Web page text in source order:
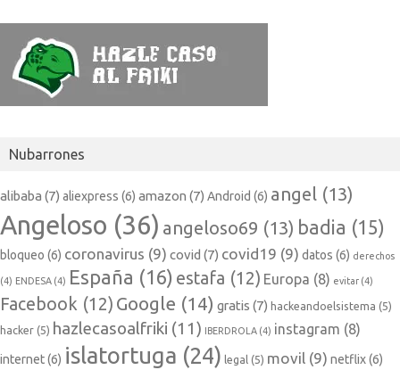
Nubarrones
alibaba (7) aliexpress (6) amazon (7) Android (6) angel (13)
Angeloso (36) angeloso69 (13) badia (15)
bloqueo (6) coronavirus (9) covid (7) covid19 (9) datos (6) derechos
(4) ENDESA (4) España (16) estafa (12) Europa (8) evitar (4)
Facebook (12) Google (14) gratis (7) hackeandoelsistema (5)
hacker (5) hazlecasoalfriki (11) IBERDROLA (4) instagram (8)
internet(6) islatortuga (24) legal (5) movil (9) netflix(6)